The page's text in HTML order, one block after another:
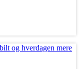
og hverdagen mere